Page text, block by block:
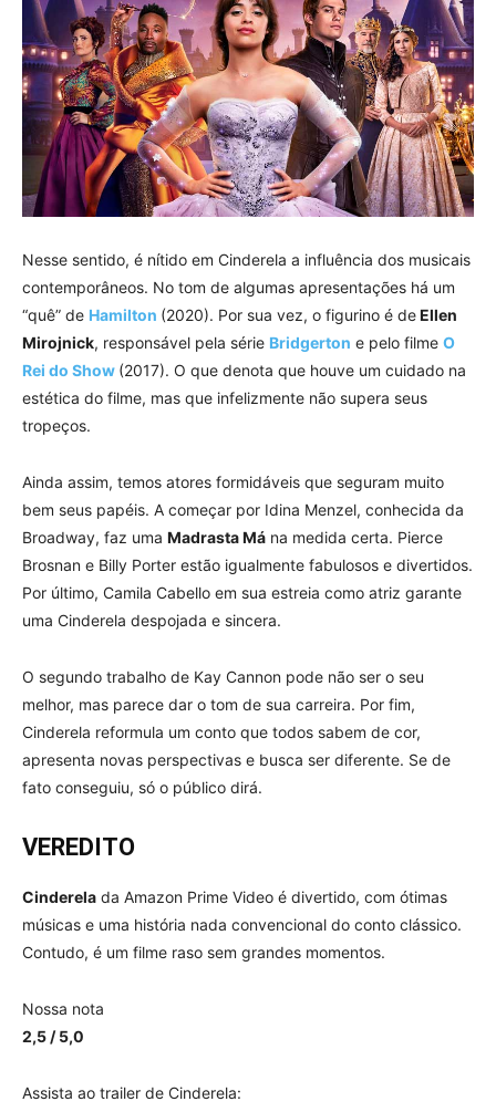
Nesse sentido, é nítido em Cinderela a influência dos musicais
contemporâneos. No tom de algumas apresentações há um
“quê” de Hamilton (2020). Por sua vez, o figurino é deEllen
Mirojnick, responsável pela série Bridgerton e pelo filme O
Rei do Show (2017). O que denota que houve um cuidado na
estética do filme, mas que infelizmente não supera seus
tropeços.
Ainda assim, temos atores formidáveis que seguram muito
bem seus papéis. A começar por Idina Menzel, conhecida da
Broadway, faz uma Madrasta Má na medida certa. Pierce
Brosnan e Billy Porter estão igualmente fabulosos e divertidos.
Por último, Camila Cabello em sua estreia como atriz garante
uma Cinderela despojada e sincera.
O segundo trabalho de Kay Cannon pode não ser o seu
melhor, mas parece dar o tom de sua carreira. Por fim,
Cinderela reformula um conto que todos sabem de cor,
apresenta novas perspectivas e busca ser diferente. Se de
fato conseguiu, só o público dirá.
VEREDITO
Cinderela da Amazon Prime Video é divertido, com ótimas
músicas e uma história nada convencional do conto clássico.
Contudo, é um filme raso sem grandes momentos.
Nossa nota
2,5 / 5,0
Assista ao trailer de Cinderela: